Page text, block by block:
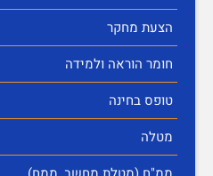
הצעת מחקר
חומר הוראה ולמידה
טופס בחינה
מטלה